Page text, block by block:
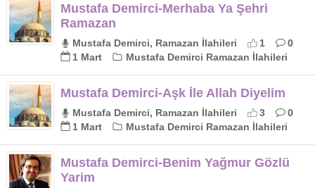
Mustafa Demirci-Merhaba Ya Şehri
Ramazan
Mustafa Demirci, Ramazan İlahileri 1
0
1 Mart
Mustafa Demirci Ramazan İlahileri
Mustafa Demirci-Aşk İle Allah Diyelim
Mustafa Demirci, Ramazan İlahileri 3
0
1 Mart
Mustafa Demirci Ramazan İlahileri
Mustafa Demirci-Benim Yağmur Gözlü
Yarim